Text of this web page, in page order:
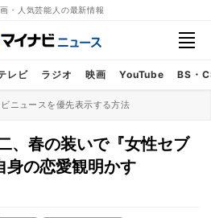
・人気芸能人の最新情報
レビ ラジオ 映画 YouTube BS・
ニュースを優先表示する方法
、春の装いで『女性セブ
の恋愛観明かす